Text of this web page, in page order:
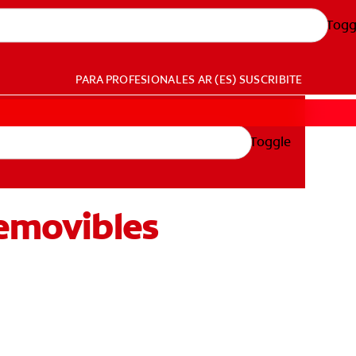
PARA PROFESIONALES AR (ES) SUSCRIBITE
Toggle